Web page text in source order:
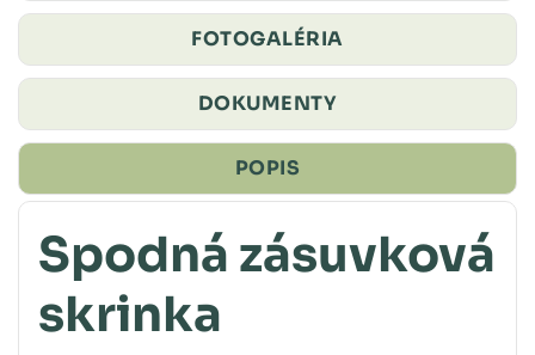
FOTOGALÉRIA
DOKUMENTY
POPIS
Spodná zásuvková
skrinka